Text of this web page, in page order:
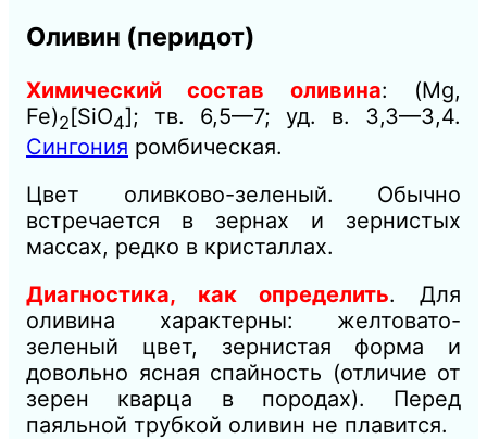
Оливин (перидот)
Химический состав оливина: (Mg,
Fe)2[SiО4]; тв. 6,5—7; уд. в. 3,3—3,4.
Сингония ромбическая.
Цвет оливково-зеленый. Обычно
встречается в зернах и зернистых
массах, редко в кристаллах.
Диагностика, как определить. Для
оливина характерны: желтовато-
зеленый цвет, зернистая форма и
довольно ясная спайность (отличие от
зерен кварца в породах). Перед
паяльной трубкой оливин не плавится.